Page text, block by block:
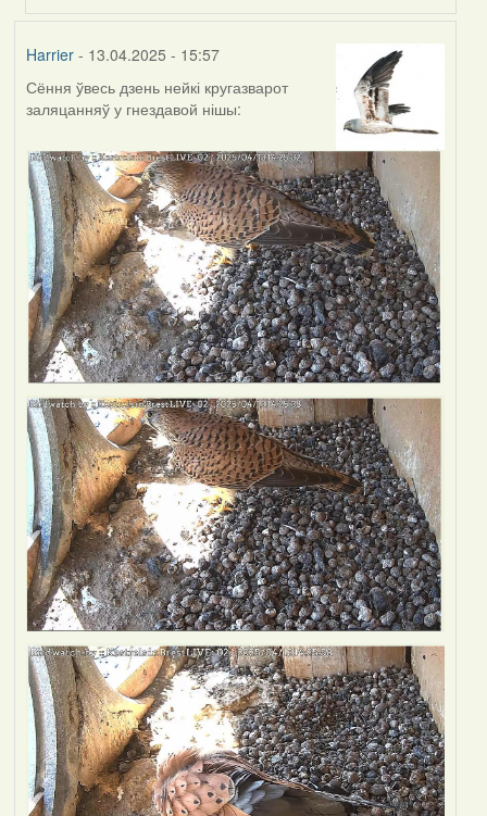
Harrier- 13.04.2025 - 15:57
Сёння ўвесь дзень нейкі кругазварот
заляцанняў у гнездавой нішы: